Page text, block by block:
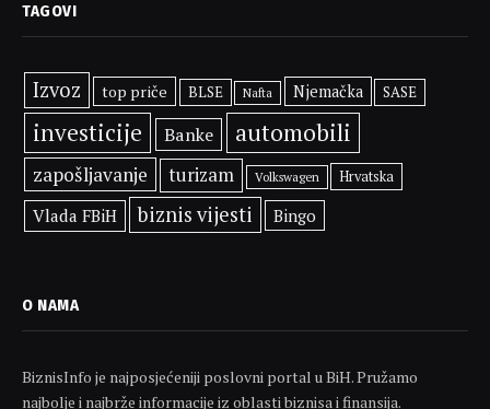
TAGOVI
Izvoz top priče BLSE Nafta Njemačka SASE
investicije Banke automobili
zapošljavanje turizam Volkswagen Hrvatska
Vlada FBiH biznis vijesti Bingo
O NAMA
BiznisInfo je najposjećeniji poslovni portal u BiH. Pružamo
najbolje i najbrže informacije iz oblasti biznisa i finansija.